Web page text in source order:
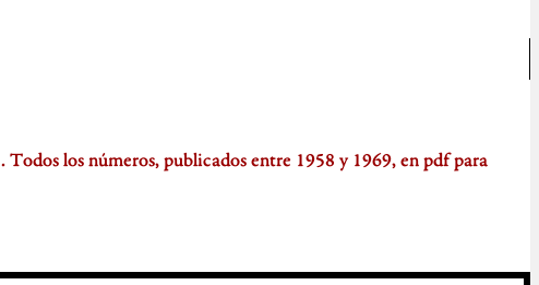
. Todos los números, publicados entre 1958 y 1969, en pdf para